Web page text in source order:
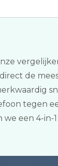
de
tegen
een 4-in-